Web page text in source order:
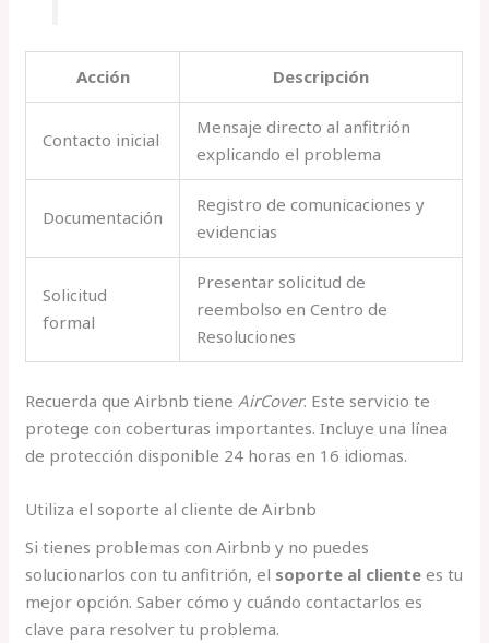
Acción Descripción
Contacto inicial
Mensaje directo al anfitrión
explicando el problema
Documentación
Registro de comunicaciones y
evidencias
Solicitud
formal
Presentar solicitud de
reembolso en Centro de
Resoluciones
Recuerda que Airbnb tiene AirCover. Este servicio te
protege con coberturas importantes. Incluye una línea
de protección disponible 24 horas en 16 idiomas.
Utiliza el soporte al cliente de Airbnb
Si tienes problemas con Airbnb y no puedes
solucionarlos con tu anfitrión, el soporte al cliente es tu
mejor opción. Saber cómo y cuándo contactarlos es
clave para resolver tu problema.